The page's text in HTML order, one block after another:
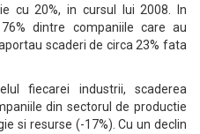
cu 20%, in cursul lui 2008. In
dintre companiile care au
scaderi de circa 23% fata
fiecarei industrii, scaderea
din sectorul de productie
si resurse (-17%). Cu un declin